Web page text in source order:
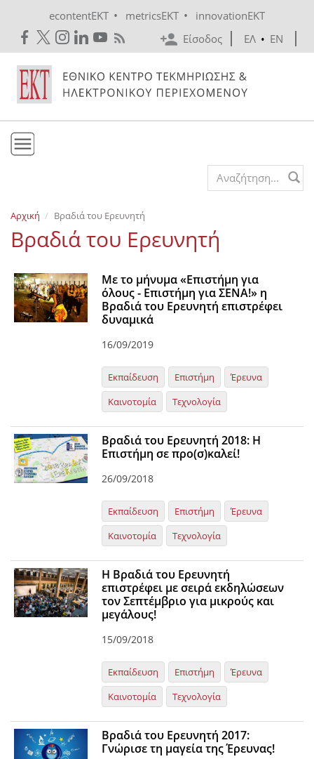
econtentEKT • metricsEKT •
innovationEKT
Είσοδος
ΕΛ • EN
Εκδόσεις
Ενημέρωση
Search form
Αρχική Βραδιά του Ερευνητή
Βραδιά του Ερευνητή
Με το μήνυμα «Eπιστήμη για
όλους - Eπιστήμη για ΣΕΝΑ!» η
Βραδιά του Ερευνητή επιστρέφει
δυναμικά
16/09/2019
Εκπαίδευση Επιστήμη
Έρευνα
Καινοτομία
Τεχνολογία
Βραδιά του Ερευνητή 2018: Η
Επιστήμη σε προ(σ)καλεί!
26/09/2018
Εκπαίδευση Επιστήμη
Έρευνα
Καινοτομία
Τεχνολογία
Η Βραδιά του Ερευνητή
επιστρέφει με σειρά εκδηλώσεων
τον Σεπτέμβριο για μικρούς και
μεγάλους!
15/09/2018
Εκπαίδευση Επιστήμη
Έρευνα
Καινοτομία
Τεχνολογία
Βραδιά του Ερευνητή 2017:
Γνώρισε τη μαγεία της Έρευνας!